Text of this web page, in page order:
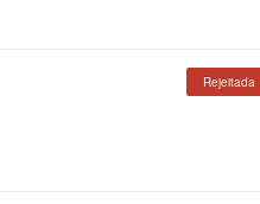
Rejeitada